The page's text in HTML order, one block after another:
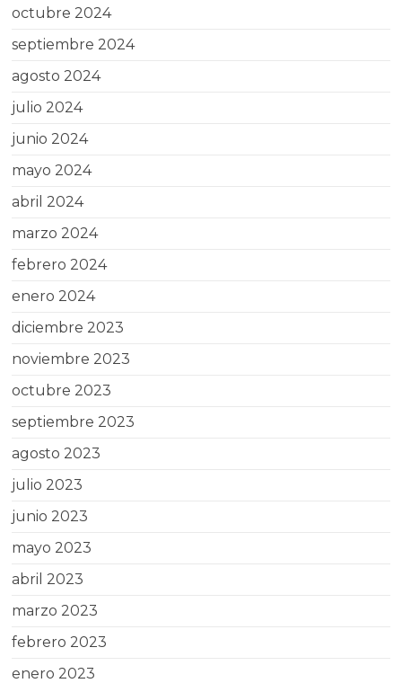
octubre 2024
septiembre 2024
agosto 2024
julio 2024
junio 2024
mayo 2024
abril 2024
marzo 2024
febrero 2024
enero 2024
diciembre 2023
noviembre 2023
octubre 2023
septiembre 2023
agosto 2023
julio 2023
junio 2023
mayo 2023
abril 2023
marzo 2023
febrero 2023
enero 2023